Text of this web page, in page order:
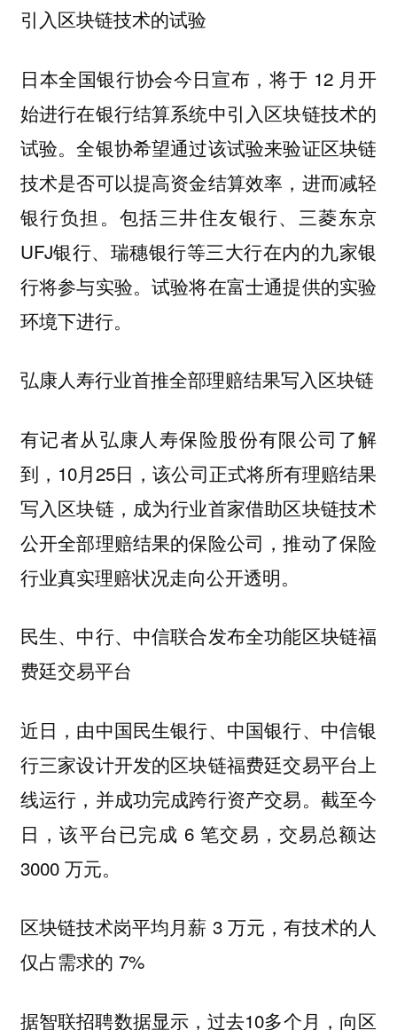
引入区块链技术的试验
日本全国银行协会今日宣布，将于 12 月开
始进行在银行结算系统中引入区块链技术的
试验。全银协希望通过该试验来验证区块链
技术是否可以提高资金结算效率，进而减轻
银行负担。包括三井住友银行、三菱东京
UFJ银行、瑞穗银行等三大行在内的九家银
行将参与实验。试验将在富士通提供的实验
环境下进行。
弘康人寿行业首推全部理赔结果写入区块链
有记者从弘康人寿保险股份有限公司了解
到，10月25日，该公司正式将所有理赔结果
写入区块链，成为行业首家借助区块链技术
公开全部理赔结果的保险公司，推动了保险
行业真实理赔状况走向公开透明。
民生、中行、中信联合发布全功能区块链福
费廷交易平台
近日，由中国民生银行、中国银行、中信银
行三家设计开发的区块链福费廷交易平台上
线运行，并成功完成跨行资产交易。截至今
日，该平台已完成 6 笔交易，交易总额达
3000 万元。
区块链技术岗平均月薪 3 万元，有技术的人
仅占需求的 7%
据智联招聘数据显示，过去10多个月，向区